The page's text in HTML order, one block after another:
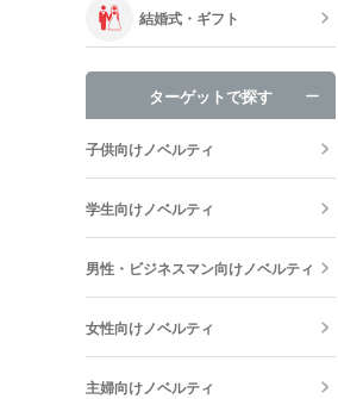
結婚式・ギフト
ターゲットで探す
子供向けノベルティ
学生向けノベルティ
男性・ビジネスマン向けノベルティ
女性向けノベルティ
主婦向けノベルティ